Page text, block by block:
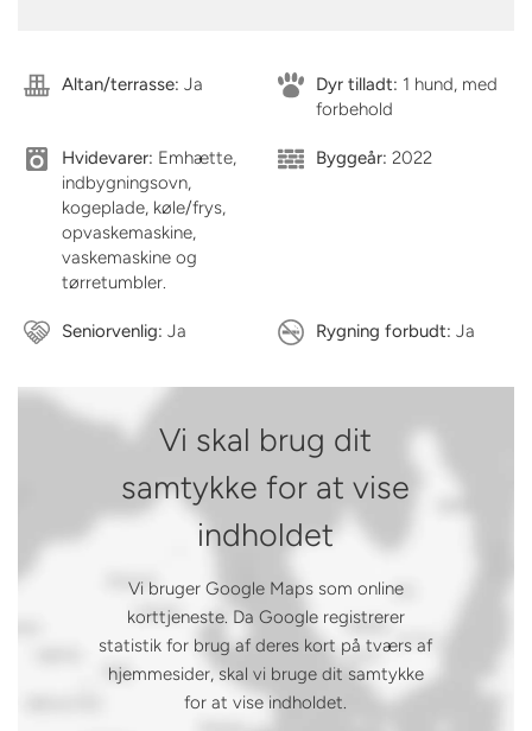
Altan/terrasse: Ja Dyr tilladt: 1 hund, med
forbehold
Hvidevarer: Emhætte,
indbygningsovn,
kogeplade, køle/frys,
opvaskemaskine,
vaskemaskine og
tørretumbler.
Byggeår: 2022
Seniorvenlig: Ja Rygning forbudt: Ja
Vi skal brug dit
samtykke for at vise
indholdet
Vi bruger Google Maps som online
korttjeneste. Da Google registrerer
statistik for brug af deres kort på tværs af
hjemmesider, skal vi bruge dit samtykke
for at vise indholdet.